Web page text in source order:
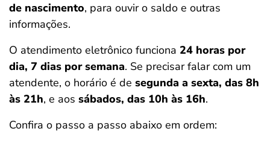
de nascimento, para ouvir o saldo e outras
informações.
O atendimento eletrônico funciona 24 horas por
dia, 7 dias por semana. Se precisar falar com um
atendente, o horário é de segunda a sexta, das 8h
às 21h, e aos sábados, das 10h às 16h.
Confira o passo a passo abaixo em ordem: